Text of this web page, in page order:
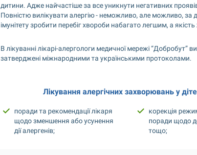
дитини. Адже найчастіше за все уникнути негативних
Повністю вилікувати алергію - неможливо, але можливо, за
імунітету зробити перебіг хвороби набагато легшим, а
В лікуванні лікарі-алергологи медичної мережі “Добробут”
затверджені міжнародними та українськими протоколами.
Лікування алергічних захворювань у
поради та рекомендації лікаря
щодо зменшення або усунення
дії алергенів;
корекція
поради щодо
тощо;